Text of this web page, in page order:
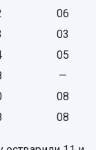
06
03
05
—
08
08